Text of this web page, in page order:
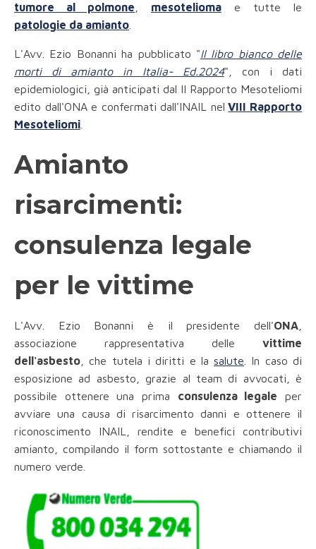
tumore al polmone
mesotelioma e tutte le
patologie da amianto
L'Avv. Ezio Bonanni ha pubblicato "Il libro bianco delle
morti di amianto in Italia- Ed.2024", con i dati
epidemiologici, già anticipati dal II Rapporto Mesoteliomi
edito dall'ONA e confermati dall'INAIL nel VIII Rapporto
Mesoteliomi
Amianto
risarcimenti:
consulenza legale
per le vittime
L'Avv. Ezio Bonanni è il presidente dell'ONA
associazione rappresentativa delle vittime
dell'asbesto , che tutela i diritti e lasalute . In caso di
esposizione ad asbesto, grazie al team di avvocati, è
possibile ottenere una prima consulenza legale per
avviare una causa di risarcimento danni e ottenere il
riconoscimento INAIL, rendite e benefici contributivi
amianto, compilando il form sottostante e chiamando il
numero verde.